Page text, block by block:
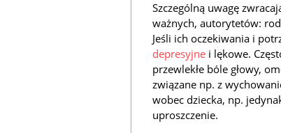
Szczególną uwagę
ważnych, autorytetów:
Jeśli ich oczekiwania i
depresyjne i lękowe.
przewlekłe bóle głowy,
związane np. z
wobec dziecka, np.
uproszczenie.